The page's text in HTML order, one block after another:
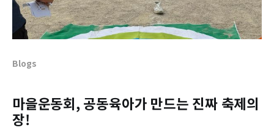
Blogs
마을운동회, 공동육아가 만드는 진짜 축제의
장!